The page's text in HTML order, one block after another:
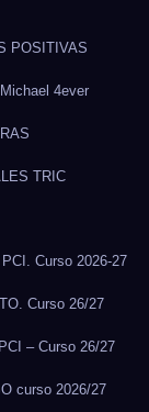
POSITIVAS
4ever
TRIC
PCI. Curso 2026-27
Curso 26/27
– Curso 26/27
curso 2026/27